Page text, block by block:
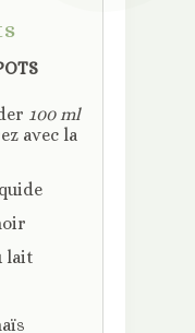
100 ml
avec la
lait